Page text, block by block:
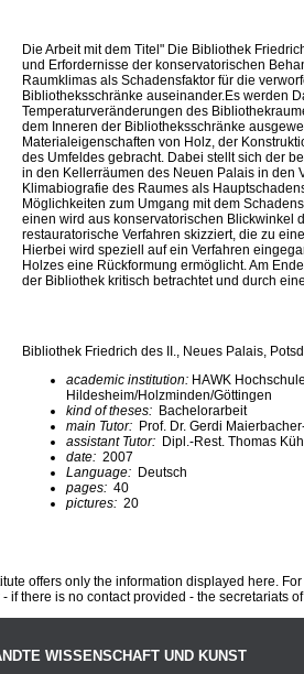
Die Arbeit mit dem Titel" Die Bibliothek
und Erfordernisse der konservatorischen
Raumklimas als Schadensfaktor für die
Bibliotheksschränke auseinander.Es werden
Temperaturveränderungen des
dem Inneren der Bibliotheksschränke
Materialeigenschaften von Holz, der
des Umfeldes gebracht. Dabei stellt sich der
in den Kellerräumen des Neuen Palais in den
Klimabiografie des Raumes als
Möglichkeiten zum Umgang mit dem
einen wird aus konservatorischen Blickwinkel
restauratorische Verfahren skizziert, die zu
Hierbei wird speziell auf ein Verfahren
Holzes eine Rückformung ermöglicht. Am
der Bibliothek kritisch betrachtet und durch
Bibliothek Friedrich des II., Neues Palais,
academic institution: HAWK
Hildesheim/Holzminden/Göttingen
kind of theses: Bachelorarbeit
main Tutor: Prof. Dr. Gerdi
assistant Tutor: Dipl.-Rest. Thomas
date: 2007
Language: Deutsch
pages: 40
pictures: 20
offers only the information displayed here.
if there is no contact provided - the secretariats
WISSENSCHAFT UND KUNST